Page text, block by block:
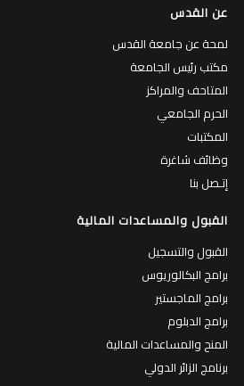
عن القدس
لمحة عن جامعة القدس
مكتب رئيس الجامعة
المتاحف والمراكز
الحرم الجامعي
المكتبات
وظائف شاغرة
إتـصل بنا
القبول والمساعدات المالية
القبول والتسجيل
برامج البكالوريوس
برامج الماجستير
برامج الدبلوم
المنح والمساعدات المالية
برنامج الزائر الدولي